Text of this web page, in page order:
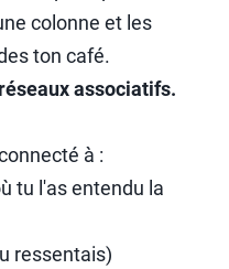
colonne et les
ton café.
associatifs.
à :
tu l'as entendu la
ressentais)